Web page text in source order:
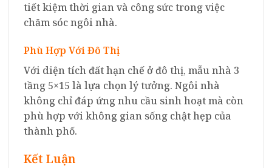
tiết kiệm thời gian và công sức trong việc
chăm sóc ngôi nhà.
Phù Hợp Với Đô Thị
Với diện tích đất hạn chế ở đô thị, mẫu nhà 3
tầng 5×15 là lựa chọn lý tưởng. Ngôi nhà
không chỉ đáp ứng nhu cầu sinh hoạt mà còn
phù hợp với không gian sống chật hẹp của
thành phố.
Kết Luận